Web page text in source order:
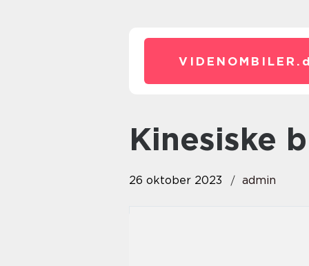
VIDENOMBILER.
kinesiske
26 oktober 2023 admin